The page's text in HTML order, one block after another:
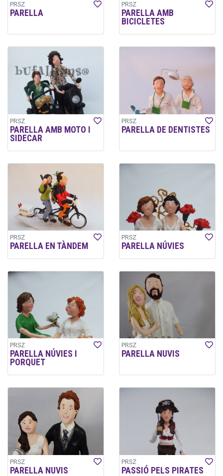
PRSZ
PARELLA
PRSZ
PARELLA AMB
BICICLETES
PRSZ
PARELLA AMB MOTO I
SIDECAR
PRSZ
PARELLA DE DENTISTES
PRSZ
PARELLA EN TÀNDEM
PRSZ
PARELLA NÚVIES
PRSZ
PARELLA NÚVIES I
PORQUET
PRSZ
PARELLA NUVIS
PRSZ
PARELLA NUVIS
PRSZ
PASSIÓ PELS PIRATES